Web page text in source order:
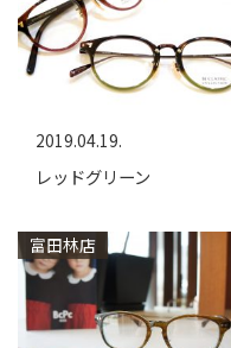
2019.04.19.
レッドグリーン
富田林店